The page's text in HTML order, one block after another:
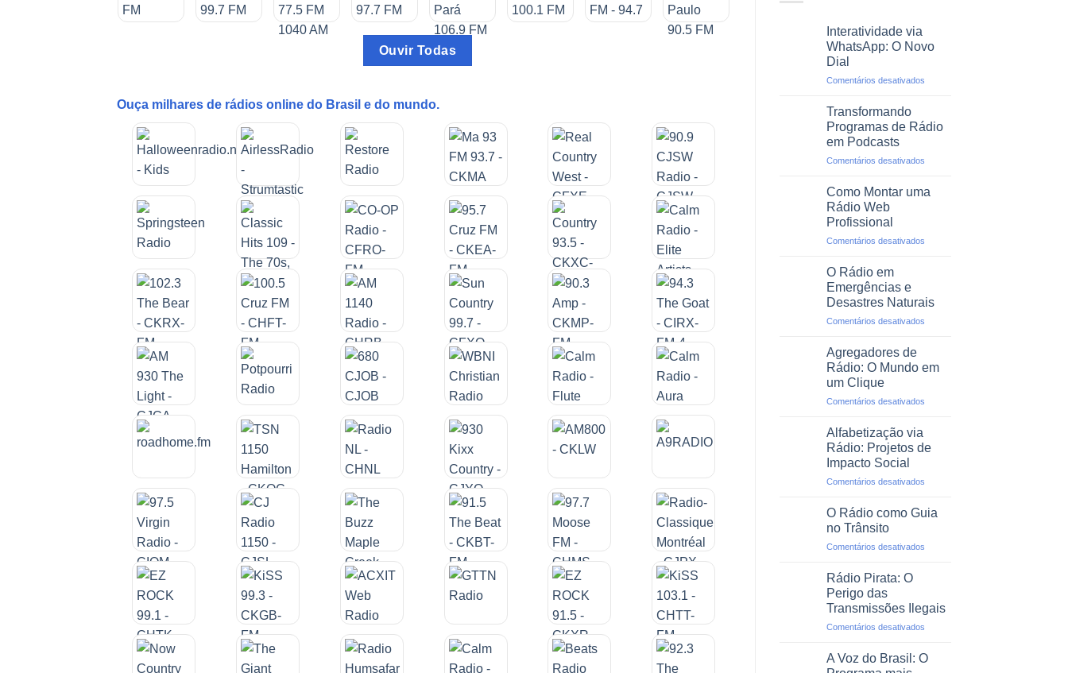
Ouvir Todas
Ouça milhares de rádios online do Brasil e do mundo.
Interatividade via
WhatsApp: O Novo
Dial
Comentários desativadosem
WhatsApp:
O
Dial
Transformando
Programas de Rádio
em Podcasts
Comentários desativadosem
Podcasts
Como Montar uma
Rádio Web
Profissional
Comentários desativadosem
Web
Profissional
O Rádio em
Emergências e
Desastres Naturais
Comentários desativadosem
Emergências
Desastres
Agregadores de
Rádio: O Mundo em
um Clique
Comentários desativadosem
O
em
Clique
Alfabetização via
Rádio: Projetos de
Impacto Social
Comentários desativadosem
via
de
O Rádio como Guia
no Trânsito
Comentários desativadosem
no
Trânsito
Rádio Pirata: O
Perigo das
Transmissões Ilegais
Comentários desativadosem
Pirata:
A Voz do Brasil: O